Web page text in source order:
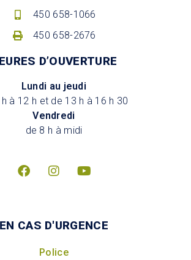
450 658-1066
450 658-2676
D’OUVERTURE
Lundi au jeudi
à 12 h et de 13 h à 16 h 30
Vendredi
de 8 h à midi
EN CAS D'URGENCE
Police